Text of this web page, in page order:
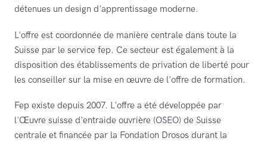
détenues un design d'apprentissage moderne.
L'offre est coordonnée de manière centrale dans toute la
Suisse par le service fep. Ce secteur est également à la
disposition des établissements de privation de liberté pour
les conseiller sur la mise en œuvre de l'offre de formation.
Fep existe depuis 2007. L'offre a été développée par
l'Œuvre suisse d'entraide ouvrière (OSEO) de Suisse
centrale et financée par la Fondation Drosos durant la